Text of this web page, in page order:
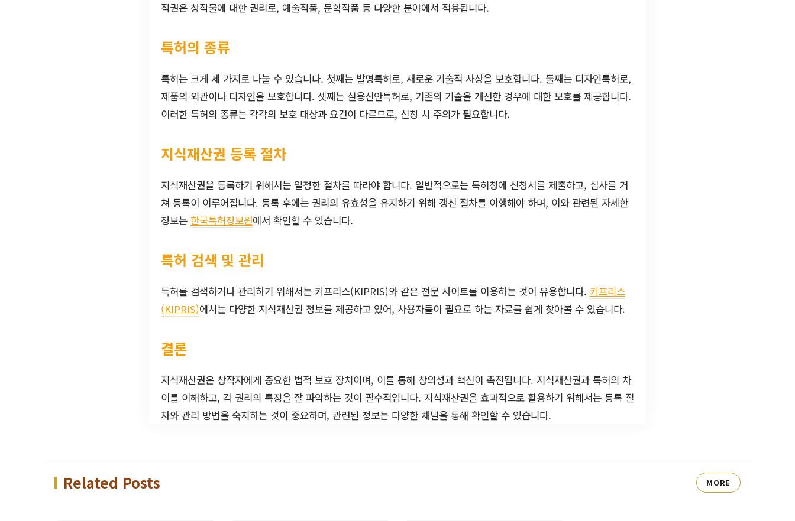
작권은 창작물에 대한 권리로, 예술작품, 문학작품 등 다양한 분야에서 적용됩니다.
특허의 종류
특허는 크게 세 가지로 나눌 수 있습니다. 첫째는 발명특허로, 새로운 기술적 사상을 보호합니다. 둘째는 디자인특허로,
제품의 외관이나 디자인을 보호합니다. 셋째는 실용신안특허로, 기존의 기술을 개선한 경우에 대한 보호를 제공합니다.
이러한 특허의 종류는 각각의 보호 대상과 요건이 다르므로, 신청 시 주의가 필요합니다.
지식재산권 등록 절차
지식재산권을 등록하기 위해서는 일정한 절차를 따라야 합니다. 일반적으로는 특허청에 신청서를 제출하고, 심사를 거
쳐 등록이 이루어집니다. 등록 후에는 권리의 유효성을 유지하기 위해 갱신 절차를 이행해야 하며, 이와 관련된 자세한
정보는 한국특허정보원에서 확인할 수 있습니다.
특허 검색 및 관리
특허를 검색하거나 관리하기 위해서는 키프리스(KIPRIS)와 같은 전문 사이트를 이용하는 것이 유용합니다. 키프리스
(KIPRIS)에서는 다양한 지식재산권 정보를 제공하고 있어, 사용자들이 필요로 하는 자료를 쉽게 찾아볼 수 있습니다.
결론
지식재산권은 창작자에게 중요한 법적 보호 장치이며, 이를 통해 창의성과 혁신이 촉진됩니다. 지식재산권과 특허의 차
이를 이해하고, 각 권리의 특징을 잘 파악하는 것이 필수적입니다. 지식재산권을 효과적으로 활용하기 위해서는 등록 절
차와 관리 방법을 숙지하는 것이 중요하며, 관련된 정보는 다양한 채널을 통해 확인할 수 있습니다.
Related Posts MORE